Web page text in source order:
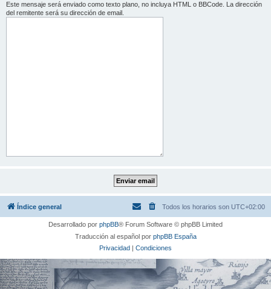
Este mensaje será enviado como texto plano, no incluya HTML o BBCode. La dirección
del remitente será su dirección de email.
Índice general Todos los horarios son UTC+02:00
Desarrollado por phpBB® Forum Software © phpBB Limited
Traducción al español por phpBB España
Privacidad | Condiciones